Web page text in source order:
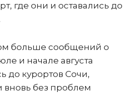
где они и оставались до
больше сообщений о
и начале августа
до курортов Сочи,
вновь без проблем